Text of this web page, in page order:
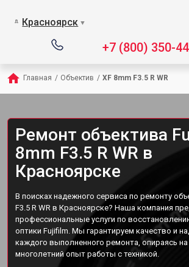
Красноярск ▼
+7 (800) 350-
Главная / Объектив / XF 8mm F3.5 R WR
Ремонт объектива
8mm F3.5 R WR в
Красноярске
В поисках надежного сервиса по ремонту
F3.5 R WR в Красноярске? Наша компания
профессиональные услуги по
оптики Fujifilm. Мы гарантируем качество и
каждого выполненного ремонта, опираясь на
многолетний опыт работы с техникой.